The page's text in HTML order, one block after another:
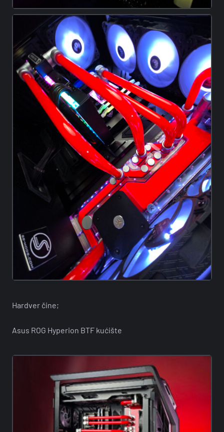
Hardver čine;
Asus ROG Hyperion BTF kućište